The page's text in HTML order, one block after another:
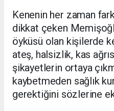
Kenenin her zaman
dikkat çeken
öyküsü olan kişilerde
ateş, halsizlik, kas
şikayetlerin ortaya
kaybetmeden sağlık
gerektiğini sözlerine